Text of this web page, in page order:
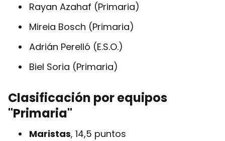
Rayan Azahaf (Primaria)
Mireia Bosch (Primaria)
Adrián Perelló (E.S.O.)
Biel Soria (Primaria)
Clasificación por equipos
"Primaria"
Maristas, 14,5 puntos